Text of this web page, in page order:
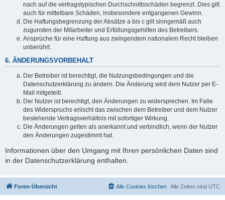
nach auf die vertragstypischen Durchschnittsschäden begrenzt. Dies gilt
auch für mittelbare Schäden, insbesondere entgangenen Gewinn.
Die Haftungsbegrenzung der Absätze a bis c gilt sinngemäß auch
zugunsten der Mitarbeiter und Erfüllungsgehilfen des Betreibers.
Ansprüche für eine Haftung aus zwingendem nationalem Recht bleiben
unberührt.
6. ÄNDERUNGSVORBEHALT
Der Betreiber ist berechtigt, die Nutzungsbedingungen und die
Datenschutzerklärung zu ändern. Die Änderung wird dem Nutzer per E-
Mail mitgeteilt.
Der Nutzer ist berechtigt, den Änderungen zu widersprechen. Im Falle
des Widerspruchs erlischt das zwischen dem Betreiber und dem Nutzer
bestehende Vertragsverhältnis mit sofortiger Wirkung.
Die Änderungen gelten als anerkannt und verbindlich, wenn der Nutzer
den Änderungen zugestimmt hat.
Informationen über den Umgang mit Ihren persönlichen Daten sind
in der Datenschutzerklärung enthalten.
Foren-Übersicht Alle Zeiten sind UTC
Alle Cookies löschen